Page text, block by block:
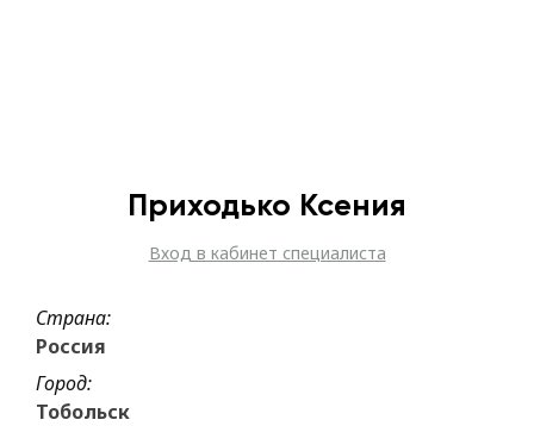
Приходько Ксения
Вход в кабинет специалиста
Страна:
Россия
Город:
Тобольск